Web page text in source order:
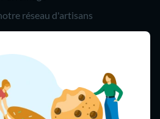
réseau d'artisans
Hello !
60 60
(8h-21h)
Paris